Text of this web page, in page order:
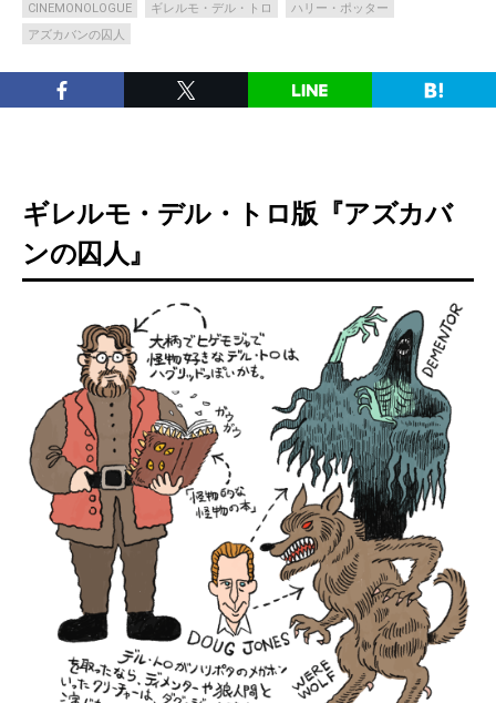
CINEMONOLOGUE ギレルモ・デル・トロ
ハリー・ポッター
アズカバンの囚人
ギレルモ・デル・トロ版『アズカバ
ンの囚人』